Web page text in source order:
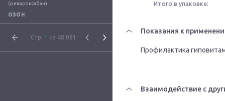
(ривароксабан)
ОЗОН
Стр. 1 из 48 081
Итого в упаковке:
Показания к
Профилактика
Взаимодействие с